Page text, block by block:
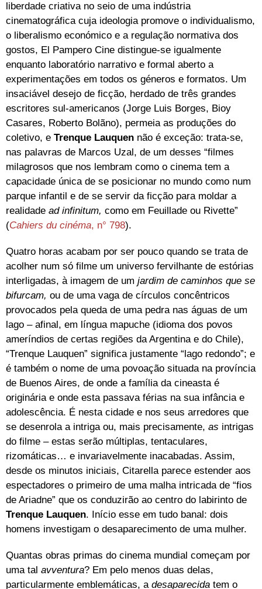
liberdade criativa no seio de uma indústria
cinematográfica cuja ideologia promove o individualismo,
o liberalismo económico e a regulação normativa dos
gostos, El Pampero Cine distingue-se igualmente
enquanto laboratório narrativo e formal aberto a
experimentações em todos os géneros e formatos. Um
insaciável desejo de ficção, herdado de três grandes
escritores sul-americanos (Jorge Luis Borges, Bioy
Casares, Roberto Bolãno), permeia as produções do
coletivo, e Trenque Lauquen não é exceção: trata-se,
nas palavras de Marcos Uzal, de um desses “filmes
milagrosos que nos lembram como o cinema tem a
capacidade única de se posicionar no mundo como num
parque infantil e de se servir da ficção para moldar a
realidade ad infinitum, como em Feuillade ou Rivette”
(Cahiers du cinéma, n° 798).
Quatro horas acabam por ser pouco quando se trata de
acolher num só filme um universo fervilhante de estórias
interligadas, à imagem de um jardim de caminhos que se
bifurcam, ou de uma vaga de círculos concêntricos
provocados pela queda de uma pedra nas águas de um
lago – afinal, em língua mapuche (idioma dos povos
ameríndios de certas regiões da Argentina e do Chile),
“Trenque Lauquen” significa justamente “lago redondo”; e
é também o nome de uma povoação situada na província
de Buenos Aires, de onde a família da cineasta é
originária e onde esta passava férias na sua infância e
adolescência. É nesta cidade e nos seus arredores que
se desenrola a intriga ou, mais precisamente, as intrigas
do filme – estas serão múltiplas, tentaculares,
rizomáticas… e invariavelmente inacabadas. Assim,
desde os minutos iniciais, Citarella parece estender aos
espectadores o primeiro de uma malha intricada de “fios
de Ariadne” que os conduzirão ao centro do labirinto de
Trenque Lauquen. Início esse em tudo banal: dois
homens investigam o desaparecimento de uma mulher.
Quantas obras primas do cinema mundial começam por
uma tal avventura? Em pelo menos duas delas,
particularmente emblemáticas, adesaparecida tem o